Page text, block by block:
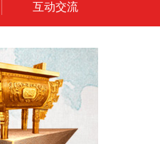
互动交流